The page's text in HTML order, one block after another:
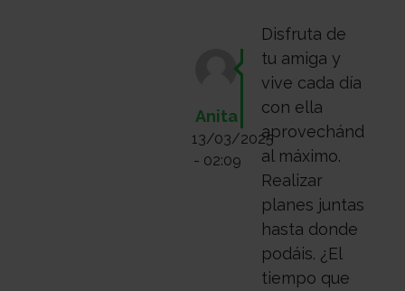
Anita
13/03/2025
- 02:09
Disfruta de
tu amiga y
vive cada día
con ella
aprovechándolo
al máximo.
Realizar
planes juntas
hasta donde
podáis. ¿El
tiempo que